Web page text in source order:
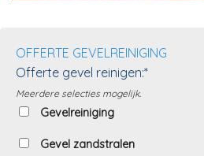
OFFERTE GEVELREINIGING
Offerte gevel reinigen:*
Meerdere selecties mogelijk.
Gevelreiniging
Gevel zandstralen